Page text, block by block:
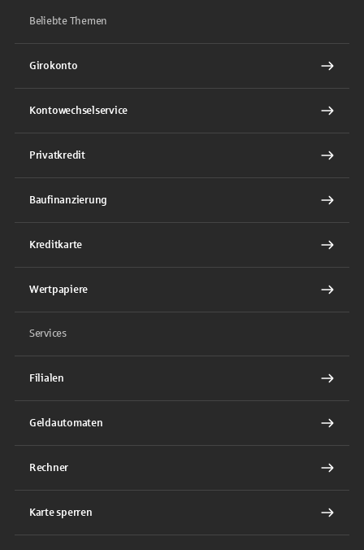
Beliebte Themen
Girokonto
Kontowechselservice
Privatkredit
Baufinanzierung
Kreditkarte
Wertpapiere
Services
Filialen
Geldautomaten
Rechner
Karte sperren